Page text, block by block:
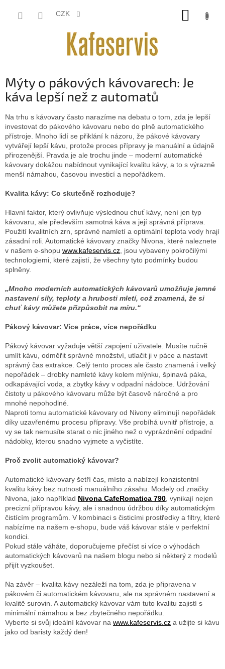
CZK
Mýty o pákových kávovarech: Je
káva lepší než z automatů
Na trhu s kávovary často narazíme na debatu o tom, zda je lepší
investovat do pákového kávovaru nebo do plně automatického
přístroje. Mnoho lidí se přiklání k názoru, že pákové kávovary
vytvářejí lepší kávu, protože proces přípravy je manuální a údajně
přirozenější. Pravda je ale trochu jinde – moderní automatické
kávovary dokážou nabídnout vynikající kvalitu kávy, a to s výrazně
menší námahou, časovou investicí a nepořádkem.
Kvalita kávy: Co skutečně rozhoduje?
Hlavní faktor, který ovlivňuje výslednou chuť kávy, není jen typ
kávovaru, ale především samotná káva a její správná příprava.
Použití kvalitních zrn, správné namletí a optimální teplota vody hrají
zásadní roli. Automatické kávovary značky Nivona, které naleznete
v našem e-shopu www.kafeservis.cz , jsou vybaveny pokročilými
technologiemi, které zajistí, že všechny tyto podmínky budou
splněny.
„Mnoho moderních automatických kávovarů umožňuje jemné
nastavení síly, teploty a hrubosti mletí, což znamená, že si
chuť kávy můžete přizpůsobit na míru.“
Pákový kávovar: Více práce, více nepořádku
Pákový kávovar vyžaduje větší zapojení uživatele. Musíte ručně
umlít kávu, odměřit správné množství, utlačit ji v páce a nastavit
správný čas extrakce. Celý tento proces ale často znamená i velký
nepořádek – drobky namleté kávy kolem mlýnku, špinavá páka,
odkapávající voda, a zbytky kávy v odpadní nádobce. Udržování
čistoty u pákového kávovaru může být časově náročné a pro
mnohé nepohodlné.
Naproti tomu automatické kávovary od Nivony eliminují nepořádek
díky uzavřenému procesu přípravy. Vše probíhá uvnitř přístroje, a
vy se tak nemusíte starat o nic jiného než o vyprázdnění odpadní
nádobky, kterou snadno vyjmete a vyčistíte.
Proč zvolit automatický kávovar?
Automatické kávovary šetří čas, místo a nabízejí konzistentní
kvalitu kávy bez nutnosti manuálního zásahu. Modely od značky
Nivona, jako například Nivona CafeRomatica 790 , vynikají nejen
precizní přípravou kávy, ale i snadnou údržbou díky automatickým
čistícím programům. V kombinaci s čisticími prostředky a filtry, které
nabízíme na našem e-shopu, bude váš kávovar stále v perfektní
kondici.
Pokud stále váháte, doporučujeme přečíst si více o výhodách
automatických kávovarů na našem blogu nebo si některý z modelů
přijít vyzkoušet.
Na závěr – kvalita kávy nezáleží na tom, zda je připravena v
pákovém či automatickém kávovaru, ale na správném nastavení a
kvalitě surovin. A automatický kávovar vám tuto kvalitu zajistí s
minimální námahou a bez zbytečného nepořádku.
Vyberte si svůj ideální kávovar na www.kafeservis.cz a užijte si kávu
jako od baristy každý den!